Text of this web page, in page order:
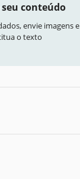
conteúdo
envie imagens e
o texto